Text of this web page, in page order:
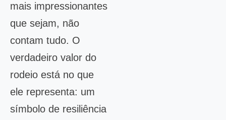
mais impressionantes
que sejam, não
contam tudo. O
verdadeiro valor do
rodeio está no que
ele representa: um
símbolo de resiliência